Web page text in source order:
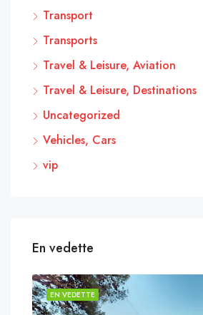
Transport
Transports
Travel & Leisure, Aviation
Travel & Leisure, Destinations
Uncategorized
Vehicles, Cars
vip
En vedette
EN VEDETTE